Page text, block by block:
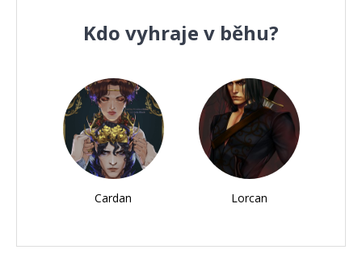
Kdo vyhraje v běhu?
Cardan Lorcan